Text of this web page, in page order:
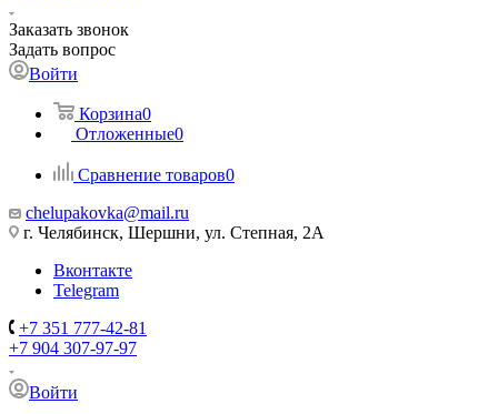
Заказать звонок
Задать вопрос
Войти
Корзина0
Отложенные0
Сравнение товаров0
chelupakovka@mail.ru
г. Челябинск, Шершни, ул. Степная, 2А
Вконтакте
Telegram
+7 351 777-42-81
+7 904 307-97-97
Войти